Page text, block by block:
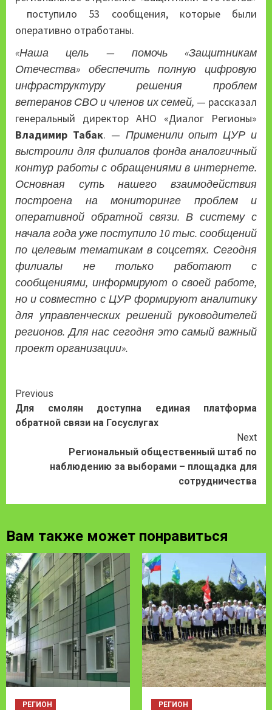
поступило 53 сообщения, которые были
оперативно отработаны.
«Наша цель — помочь «Защитникам
Отечества» обеспечить полную цифровую
инфраструктуру решения проблем
ветеранов СВО и членов их семей, — рассказал
генеральный директор АНО «Диалог Регионы»
Владимир Табак. — Применили опыт ЦУР и
выстроили для филиалов фонда аналогичный
контур работы с обращениями в интернете.
Основная суть нашего взаимодействия
построена на мониторинге проблем и
оперативной обратной связи. В систему с
начала года уже поступило 10 тыс. сообщений
по целевым тематикам в соцсетях. Сегодня
филиалы не только работают с
сообщениями, информируют о своей работе,
но и совместно с ЦУР формируют аналитику
для управленческих решений руководителей
регионов. Для нас сегодня это самый важный
проект организации».
Continue
Reading
Previous
Для смолян доступна единая платформа
обратной связи на Госуслугах
Next
Региональный общественный штаб по
наблюдению за выборами – площадка для
сотрудничества
Вам также может понравиться
РЕГИОН РЕГИОН